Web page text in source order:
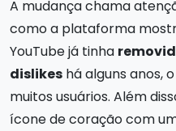
A mudança chama
como a plataforma
YouTube já tinha
dislikes há alguns anos,
muitos usuários. Além
ícone de coração com